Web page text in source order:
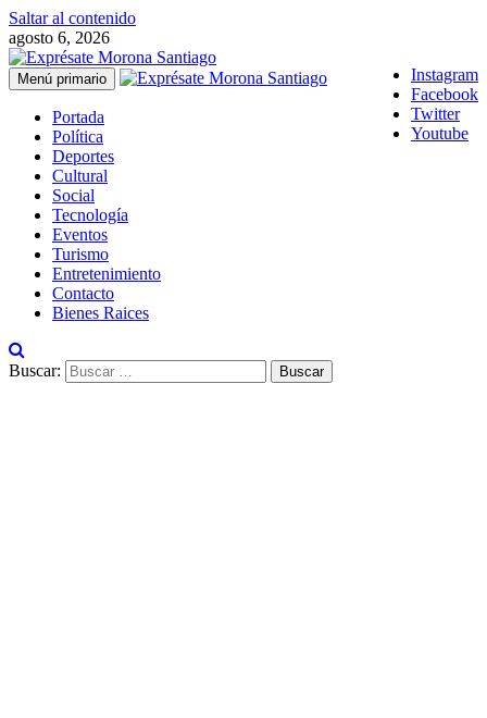
Saltar al contenido
agosto 6, 2026
Instagram
Facebook
Twitter
Youtube
Menú primario
Portada
Política
Deportes
Cultural
Social
Tecnología
Eventos
Turismo
Entretenimiento
Contacto
Bienes Raices
Buscar: